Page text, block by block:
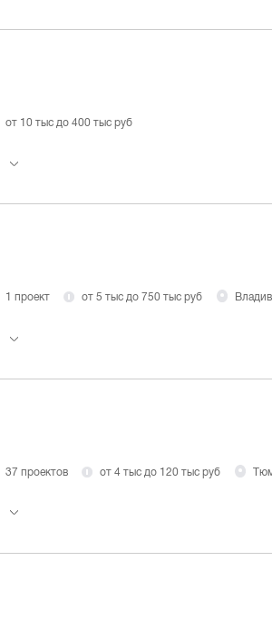
от 10 тыс до 400 тыс руб
1 проект от 5 тыс до 750 тыс руб
37 проектов от 4 тыс до 120 тыс руб